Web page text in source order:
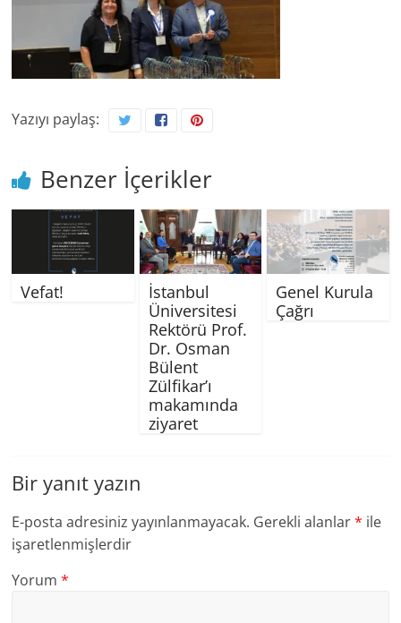
Yazıyı paylaş:
Benzer İçerikler
Vefat!
İstanbul
Üniversitesi
Rektörü Prof.
Dr. Osman
Bülent
Zülfikar’ı
makamında
ziyaret
Genel Kurula
Çağrı
Bir yanıt yazın
E-posta adresiniz yayınlanmayacak. Gerekli alanlar* ile
işaretlenmişlerdir
Yorum*